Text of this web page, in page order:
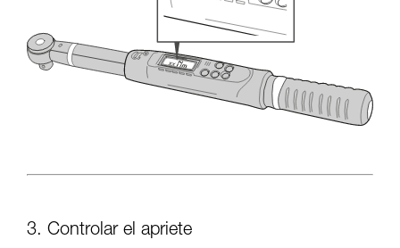
3. Controlar el apriete